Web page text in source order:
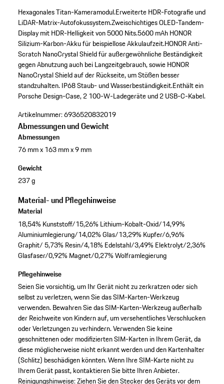
Hexagonales Titan-Kameramodul.Erweiterte HDR-Fotografie und
LiDAR-Matrix-Autofokussystem.Zweischichtiges OLED-Tandem-
Display mit HDR-Helligkeit von 5000 Nits.5600 mAh HONOR
Silizium-Karbon-Akku für beispiellose Akkulaufzeit.HONOR Anti-
Scratch NanoCrystal Shield für außergewöhnliche Beständigkeit
gegen Abnutzung auch bei Langzeitgebrauch, sowie HONOR
NanoCrystal Shield auf der Rückseite, um Stößen besser
standzuhalten.IP68 Staub- und Wasserbeständigkeit.Enthält ein
Porsche Design-Case, 2 100-W-Ladegeräte und 2 USB-C-Kabel.
Artikelnummer:6936520832019
Abmessungen und Gewicht
Abmessungen
76 mm x 163 mm x 9 mm
Gewicht
237 g
Material- und Pflegehinweise
Material
18,54% Kunststoff/15,26% Lithium-Kobalt-Oxid/14,99%
Aluminiumlegierung/14,02% Glas/13,29% Kupfer/6,96%
Graphit/ 5,73% Resin/4,18% Edelstahl/3,49% Elektrolyt/2,36%
Glasfaser/0,92% Magnet/0,27% Wolframlegierung
Pflegehinweise
Seien Sie vorsichtig, um Ihr Gerät nicht zu zerkratzen oder sich
selbst zu verletzen, wenn Sie das SIM-Karten-Werkzeug
verwenden. Bewahren Sie das SIM-Karten-Werkzeug außerhalb
der Reichweite von Kindern auf, um versehentliches Verschlucken
oder Verletzungen zu verhindern. Verwenden Sie keine
geschnittenen oder modifizierten SIM-Karten in Ihrem Gerät, da
diese möglicherweise nicht erkannt werden und den Kartenhalter
(Schlitz) beschädigen könnten. Wenn Ihre SIM-Karte nicht zu
Ihrem Gerät passt, kontaktieren Sie bitte Ihren Anbieter.
Reinigungshinweise: Ziehen Sie den Stecker des Geräts vor dem